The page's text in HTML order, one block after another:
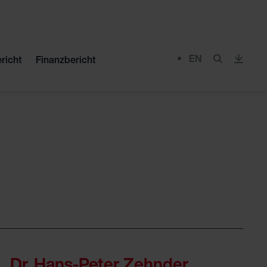
Finanzbericht EN